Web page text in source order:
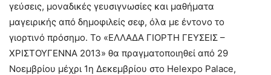
γεύσεις, μοναδικές γευσιγνωσίες και μαθήματα
μαγειρικής από δημοφιλείς σεφ, όλα με έντονο το
γιορτινό πρόσημο. Το «ΕΛΛΑΔΑ ΓΙΟΡΤΗ ΓΕΥΣΕΙΣ –
ΧΡΙΣΤΟΥΓΕΝΝΑ 2013» θα πραγματοποιηθεί από 29
Νοεμβρίου μέχρι 1η Δεκεμβρίου στο Helexpo Palace,